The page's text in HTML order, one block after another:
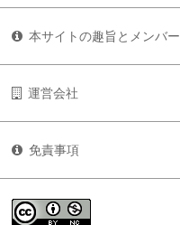
本サイトの趣旨とメンバー
運営会社
免責事項